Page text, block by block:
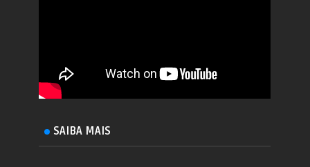
SAIBA MAIS